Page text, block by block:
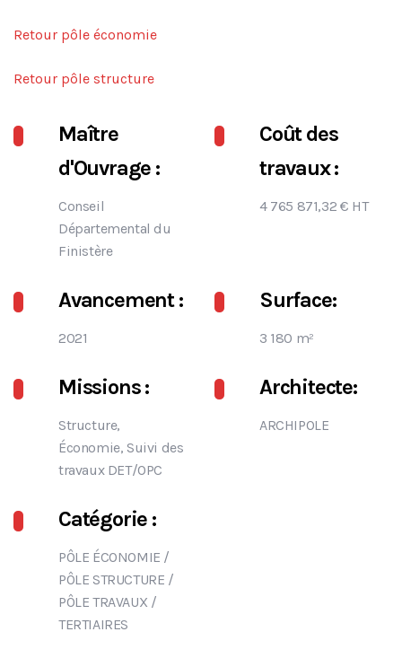
Retour pôle économie
Retour pôle structure
Maître
d'Ouvrage :
Conseil
Départemental du
Finistère
Coût des
travaux :
4 765 871,32 € HT
Avancement :
2021
Surface:
3 180 m²
Missions :
Structure,
Économie, Suivi des
travaux DET/OPC
Architecte:
ARCHIPOLE
Catégorie :
PÔLE ÉCONOMIE /
PÔLE STRUCTURE /
PÔLE TRAVAUX /
TERTIAIRES